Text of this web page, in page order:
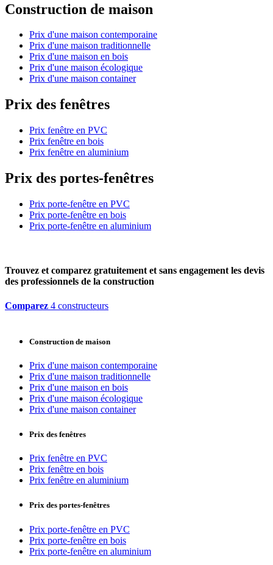
Construction de maison
Prix d'une maison contemporaine
Prix d'une maison traditionnelle
Prix d'une maison en bois
Prix d'une maison écologique
Prix d'une maison container
Prix des fenêtres
Prix fenêtre en PVC
Prix fenêtre en bois
Prix fenêtre en aluminium
Prix des portes-fenêtres
Prix porte-fenêtre en PVC
Prix porte-fenêtre en bois
Prix porte-fenêtre en aluminium
Trouvez et comparez gratuitement et sans engagement les devis
des professionnels de la construction
Comparez 4 constructeurs
Construction de maison
Prix d'une maison contemporaine
Prix d'une maison traditionnelle
Prix d'une maison en bois
Prix d'une maison écologique
Prix d'une maison container
Prix des fenêtres
Prix fenêtre en PVC
Prix fenêtre en bois
Prix fenêtre en aluminium
Prix des portes-fenêtres
Prix porte-fenêtre en PVC
Prix porte-fenêtre en bois
Prix porte-fenêtre en aluminium